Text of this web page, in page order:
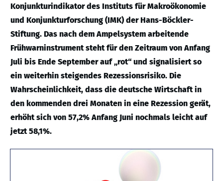
Konjunkturindikator des Instituts für Makroökonomie
und Konjunkturforschung (IMK) der Hans-Böckler-
Stiftung. Das nach dem Ampelsystem arbeitende
Frühwarninstrument steht für den Zeitraum von Anfang
Juli bis Ende September auf „rot“ und signalisiert so
ein weiterhin steigendes Rezessionsrisiko. Die
Wahrscheinlichkeit, dass die deutsche Wirtschaft in
den kommenden drei Monaten in eine Rezession gerät,
erhöht sich von 57,2% Anfang Juni nochmals leicht auf
jetzt 58,1%.